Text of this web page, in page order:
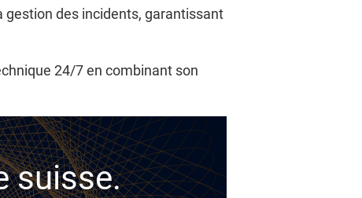
gestion des incidents, garantissant
24/7 en combinant son
suisse.